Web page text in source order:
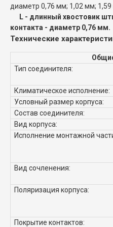
диаметр 0,76 мм; 1,02 мм;
L - длинный хвостовик
контакта - диаметр 0,76 мм.
Технические
Тип соединителя:
Климатическое исполнение:
Условный размер корпуса:
Состав соединителя:
Вид корпуса:
Исполнение монтажной
Вид сочленения:
Поляризация корпуса:
Покрытие контактов: